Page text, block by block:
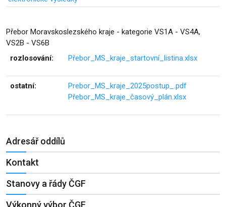
Přebor Moravskoslezského kraje - kategorie VS1A - VS4A,
VS2B - VS6B
rozlosování:
Přebor_MS_kraje_startovní_listina.xlsx
ostatní:
Prebor_MS_kraje_2025postup_.pdf
Přebor_MS_kraje_časový_plán.xlsx
Adresář oddílů
Kontakt
Stanovy a řády ČGF
Výkonný výbor ČGF